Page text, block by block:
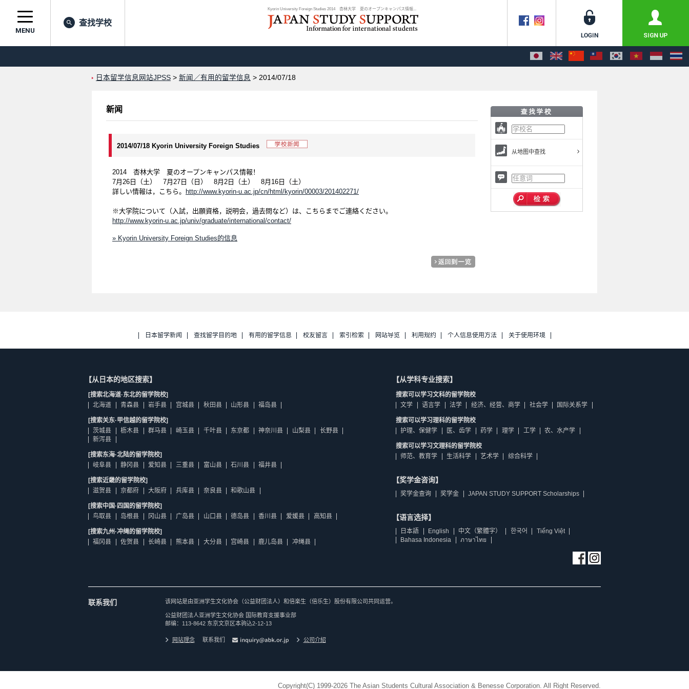
Kyorin University Foreign Studies 2014 杏林大学 夏のオープンキャンパス情報...
MENU
查找学校
日本留学信息网站JPSS > 新闻／有用的留学信息 > 2014/07/18
新闻
2014/07/18 Kyorin University Foreign Studies
2014 杏林大学 夏のオープンキャンパス情報！
7月26日（土） 7月27日（日） 8月2日（土） 8月16日（土）
詳しい情報は，こちら。
http://www.kyorin-u.ac.jp/cn/html/kyorin/00003/201402271/
※大学院について（入試，出願資格，説明会，過去問など）は、こちらまでご連絡ください。
http://www.kyorin-u.ac.jp/univ/graduate/international/contact/
» Kyorin University Foreign Studies的信息
从地图中查找
日本留学新闻 查找留学目的地 有用的留学信息 校友留言 索引检索 网站导览 利用规约 个人信息使用方法 关于使用环境
【从日本的地区搜索】
[搜索北海道·东北的留学院校]
北海道
青森县 岩手县 宫城县 秋田县 山形县 福岛县
[搜索关东·甲信越的留学院校]
茨城县
枥木县 群马县 崎玉县 千叶县 东京都 神奈川县 山梨县
长野县
新泻县
[搜索东海·北陆的留学院校]
岐阜县
静冈县 爱知县 三重县 富山县 石川县 福井县
[搜索近畿的留学院校]
滋贺县
京都府 大阪府 兵库县 奈良县 和歌山县
[搜索中国·四国的留学院校]
鸟取县
岛根县 冈山县 广岛县 山口县 德岛县 香川县 爱媛县 高知县
[搜索九州·冲绳的留学院校]
福冈县
佐贺县 长崎县 熊本县 大分县 宫崎县 鹿儿岛县 冲绳县
【从学科专业搜索】
搜索可以学习文科的留学院校
文学
语言学 法学 经济、经营、商学 社会学 国际关系学
搜索可以学习理科的留学院校
护理、保健学
医、齿学 药学 理学 工学 农、水产学
搜索可以学习文理科的留学院校
师范、教育学
生活科学 艺术学 综合科学
【奖学金咨询】
奖学金查询 奖学金 JAPAN STUDY SUPPORT Scholarships
【语言选择】
日本語 English 中文（繁體字） 한국어
Tiếng Việt
Bahasa Indonesia
ภาษาไทย
联系我们 该网站是由亚洲学生文化协会（公益财团法人）和倍楽生（倍乐生）股份有限公司共同运营。
公益财团法人亚洲学生文化协会 国际教育支援事业部
邮编：113-8642 东京文京区本驹込2-12-13
网站理念 联系我们 公司介紹
Copyright(C) 1999-2026 The Asian Students Cultural Association & Benesse Corporation. All Right Reserved.